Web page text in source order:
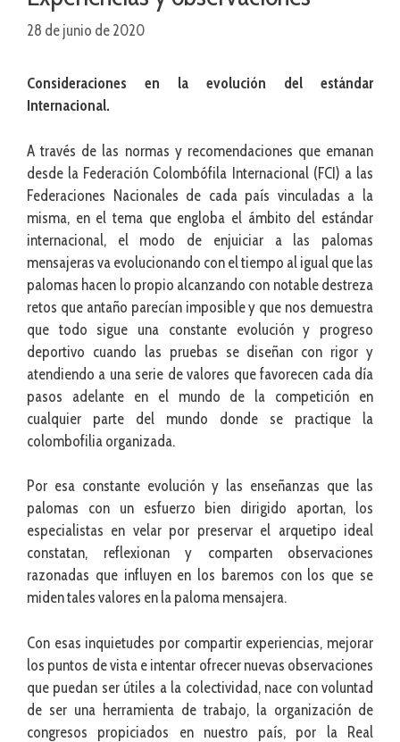
28 de junio de 2020
Consideraciones en la evolución del estándar
Internacional.
A través de las normas y recomendaciones que emanan
desde la Federación Colombófila Internacional (FCI) a las
Federaciones Nacionales de cada país vinculadas a la
misma, en el tema que engloba el ámbito del estándar
internacional, el modo de enjuiciar a las palomas
mensajeras va evolucionando con el tiempo al igual que las
palomas hacen lo propio alcanzando con notable destreza
retos que antaño parecían imposible y que nos demuestra
que todo sigue una constante evolución y progreso
deportivo cuando las pruebas se diseñan con rigor y
atendiendo a una serie de valores que favorecen cada día
pasos adelante en el mundo de la competición en
cualquier parte del mundo donde se practique la
colombofilia organizada.
Por esa constante evolución y las enseñanzas que las
palomas con un esfuerzo bien dirigido aportan, los
especialistas en velar por preservar el arquetipo ideal
constatan, reflexionan y comparten observaciones
razonadas que influyen en los baremos con los que se
miden tales valores en la paloma mensajera.
Con esas inquietudes por compartir experiencias, mejorar
los puntos de vista e intentar ofrecer nuevas observaciones
que puedan ser útiles a la colectividad, nace con voluntad
de ser una herramienta de trabajo, la organización de
congresos propiciados en nuestro país, por la Real